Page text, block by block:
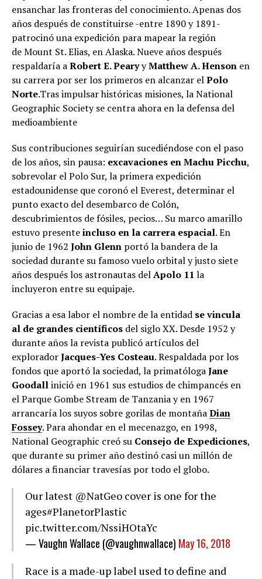
ensanchar las fronteras del conocimiento. Apenas dos
años después de constituirse -entre 1890 y 1891-
patrocinó una expedición para mapear la región
de Mount St. Elias, en Alaska. Nueve años después
respaldaría aRobert E. PearyyMatthew A. Henson en
su carrera por ser los primeros en alcanzar elPolo
Norte.Tras impulsar históricas misiones, la National
Geographic Society se centra ahora en la defensa del
medioambiente
Sus contribuciones seguirían sucediéndose con el paso
de los años, sin pausa: excavaciones en Machu Picchu,
sobrevolar el Polo Sur, la primera expedición
estadounidense que coronó el Everest, determinar el
punto exacto del desembarco de Colón,
descubrimientos de fósiles, pecios… Su marco amarillo
estuvo presenteincluso en la carrera espacial. En
junio de 1962 John Glenn portó la bandera de la
sociedad durante su famoso vuelo orbital y justo siete
años después los astronautas delApolo 11 la
incluyeron entre su equipaje.
Gracias a esa labor el nombre de la entidad se vincula
al de grandes científicos del siglo XX. Desde 1952 y
durante años la revista publicó artículos del
exploradorJacques-Yes Costeau. Respaldada por los
fondos que aportó la sociedad, la primatólogaJane
Goodallinició en 1961 sus estudios de chimpancés en
el Parque Gombe Stream de Tanzania y en 1967
arrancaría los suyos sobre gorilas de montañaDian
Fossey. Para ahondar en el mecenazgo, en 1998,
National Geographic creó su Consejo de Expediciones,
que durante su primer año destinó casi un millón de
dólares a financiar travesías por todo el globo.
Our latest @NatGeo cover is one for the
ages#PlanetorPlastic
pic.twitter.com/NssiHOtaYc
— Vaughn Wallace (@vaughnwallace) May 16, 2018
Race is a made-up label used to define and